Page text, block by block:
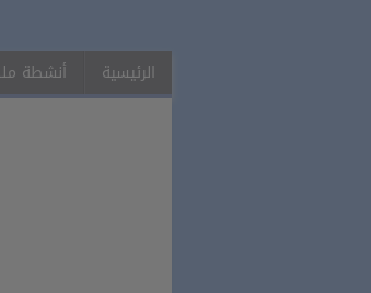
الرئيسية أنشطة